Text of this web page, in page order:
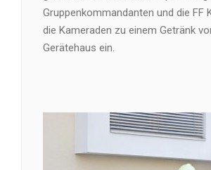
Gruppenkommandanten und die FF
die Kameraden zu einem Getränk
Gerätehaus ein.